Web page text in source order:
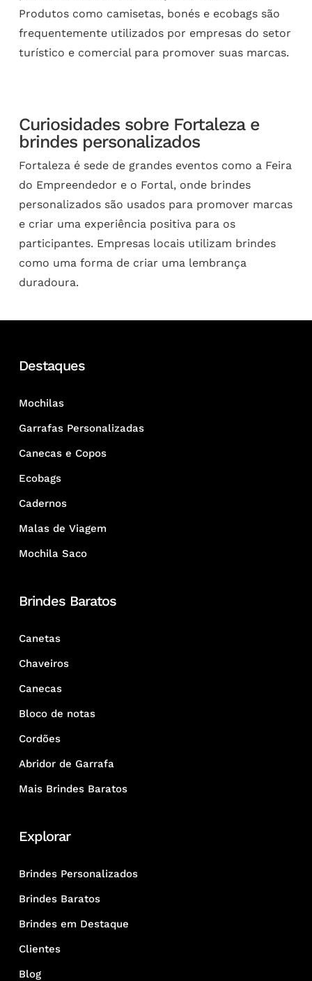
Produtos como camisetas, bonés e ecobags são
frequentemente utilizados por empresas do setor
turístico e comercial para promover suas marcas.
Curiosidades sobre Fortaleza e
brindes personalizados
Fortaleza é sede de grandes eventos como a Feira
do Empreendedor e o Fortal, onde brindes
personalizados são usados para promover marcas
e criar uma experiência positiva para os
participantes. Empresas locais utilizam brindes
como uma forma de criar uma lembrança
duradoura.
Destaques
Mochilas
Garrafas Personalizadas
Canecas e Copos
Ecobags
Cadernos
Malas de Viagem
Mochila Saco
Brindes Baratos
Canetas
Chaveiros
Canecas
Bloco de notas
Cordões
Abridor de Garrafa
Mais Brindes Baratos
Explorar
Brindes Personalizados
Brindes Baratos
Brindes em Destaque
Clientes
Blog